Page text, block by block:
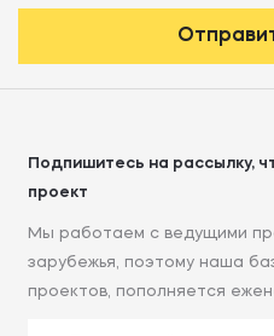
Подпишитесь на рассылку,
проект
Мы работаем с ведущими
зарубежья, поэтому наша
проектов, пополняется